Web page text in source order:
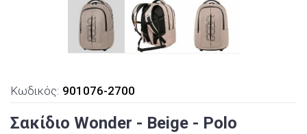
Κωδικός: 901076-2700
Σακίδιο Wonder - Beige - Polo